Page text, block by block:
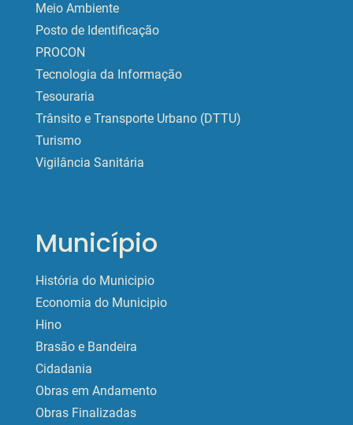
Meio Ambiente
Posto de Identificação
PROCON
Tecnologia da Informação
Tesouraria
Trânsito e Transporte Urbano (DTTU)
Turismo
Vigilância Sanitária
Município
História do Municipio
Economia do Municipio
Hino
Brasão e Bandeira
Cidadania
Obras em Andamento
Obras Finalizadas